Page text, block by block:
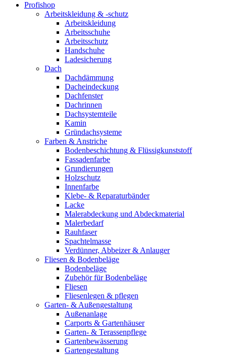
Profishop
Arbeitskleidung & -schutz
Arbeitskleidung
Arbeitsschuhe
Arbeitsschutz
Handschuhe
Ladesicherung
Dach
Dachdämmung
Dacheindeckung
Dachfenster
Dachrinnen
Dachsystemteile
Kamin
Gründachsysteme
Farben & Anstriche
Bodenbeschichtung & Flüssigkunststoff
Fassadenfarbe
Grundierungen
Holzschutz
Innenfarbe
Klebe- & Reparaturbänder
Lacke
Malerabdeckung und Abdeckmaterial
Malerbedarf
Rauhfaser
Spachtelmasse
Verdünner, Abbeizer & Anlauger
Fliesen & Bodenbeläge
Bodenbeläge
Zubehör für Bodenbeläge
Fliesen
Fliesenlegen & pflegen
Garten- & Außengestaltung
Außenanlage
Carports & Gartenhäuser
Garten- & Terassenpflege
Gartenbewässerung
Gartengestaltung